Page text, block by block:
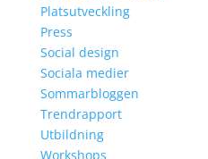
Platsutveckling
Press
Social design
Sociala medier
Sommarbloggen
Trendrapport
Utbildning
Workshops